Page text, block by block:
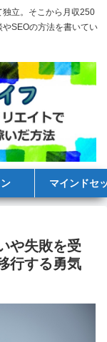
立。そこから月収250
SEOの方法を書いてい
マインドセ
や失敗を受
行する勇気